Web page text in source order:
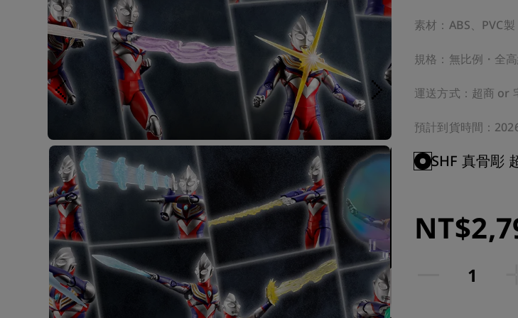
素材：ABS、PVC製
規格：無比例・全
運送方式：超商 or
預計到貨時間：
SHF 真骨彫